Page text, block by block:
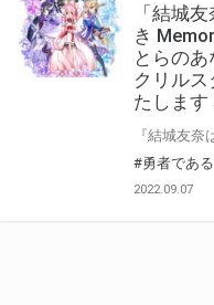
「結城
き
とらの
クリル
たします
#勇者である
2022.09.07